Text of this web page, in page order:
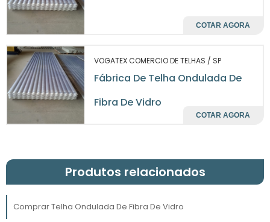
EFICIÊNCIA TÉRMICA E
SUSTENTABILIDADE
Outro benefício importante das telhas
onduladas de fibra de vidroé sua
eficiência térmica. Elas são capazes de reduzir
a transferência de calor, o que pode resultar
em uma economia significativa de energia
propriedade é especialmente benéfica para
empresas que buscam minimizar seus custos
operacionais e aumentar a sustentabilidade
de suas operações.
COTAR AGORA
VOGATEX COMERCIO DE TELHAS / SP
Fábrica De Telha Ondulada De
Fibra De Vidro
COTAR AGORA
Produtos relacionados
Comprar Telha Ondulada De Fibra De Vidro